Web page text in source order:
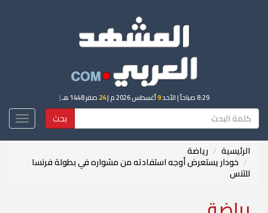
8:29 صباحاً | الأحد9أغسطس 2026 م | 24 صفر 1448 هـ |
بحث
الرئيسية رياضة
خودار يستعرض أوجه استفادته من مشواره في بطولة فرنسا
للتنس